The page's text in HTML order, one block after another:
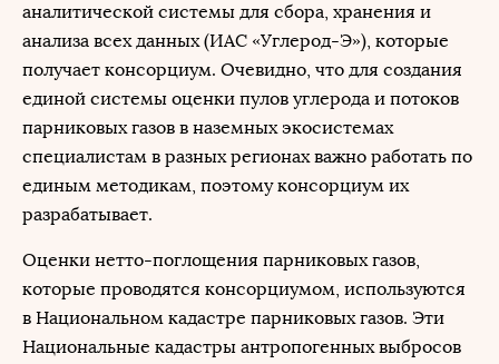
аналитической системы для сбора, хранения и
анализа всех данных (ИАС «Углерод-Э»), которые
получает консорциум. Очевидно, что для создания
единой системы оценки пулов углерода и потоков
парниковых газов в наземных экосистемах
специалистам в разных регионах важно работать по
единым методикам, поэтому консорциум их
разрабатывает.
Оценки нетто-поглощения парниковых газов,
которые проводятся консорциумом, используются
в Национальном кадастре парниковых газов. Эти
Национальные кадастры антропогенных выбросов